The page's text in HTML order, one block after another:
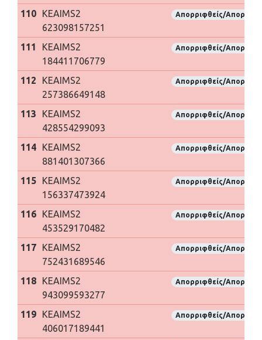
110
KEAIMS2
623098157251
Απορριφθείς/
111
KEAIMS2
184411706779
Απορριφθείς/
112
KEAIMS2
257386649148
Απορριφθείς/
113
KEAIMS2
428554299093
Απορριφθείς/
114
KEAIMS2
881401307366
Απορριφθείς/
115
KEAIMS2
156337473924
Απορριφθείς/
116
KEAIMS2
453529170482
Απορριφθείς/
117
KEAIMS2
752431689546
Απορριφθείς/
118
KEAIMS2
943099593277
Απορριφθείς/
119
KEAIMS2
406017189441
Απορριφθείς/